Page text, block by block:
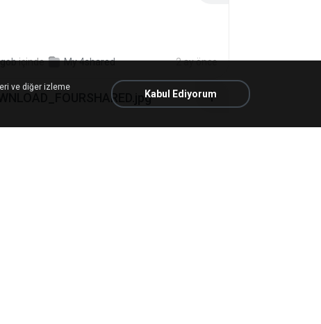
içinde My 4shared 2 ay önce
ve diğer izleme
Kabul Ediyorum